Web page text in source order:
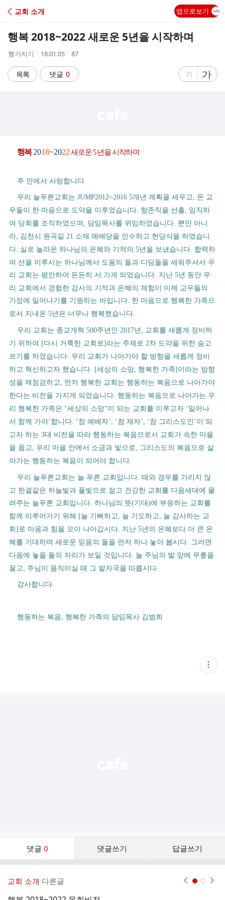
C
A
교회 소개 앱으로보기
행복 2018~2022 새로운 5년을 시작하며
작
자
행가지기
작
시
간
18.01.05
조
수
87
목록 댓글 0
글
가
글
자
가
행복 2018~2022새로운5년을 시작하며
주 안에서 사랑합니다.
우리 늘푸른교회는 JUMP2012~2016 5개년 계획을 세우고, 온 교
우들이 한 마음으로 도약을 이루었습니다. 항존직을 선출, 임직하
여 당회를 조직하였으며 , 담임목사를 위임하였습니다. 뿐만 아니
라, 김천시 원곡길 21 소재 예배당을 인수하고 헌당식을 하였습니
다. 실로 놀라운 하나님의 은혜와 기적의 5년을 보냈습니다. 합력하
여 선을 이루시는 하나님께서 도움의 돌과 디딤돌을 세워주셔서 우
리 교회는 평안하여 든든히 서 가게 되었습니다. 지난 5년 동안 우
리 교회에서 경험한 감사의 기적과 은혜의 체험이 이제 교우들의
가정에 일어나기를 기원하는 바입니다. 한 마음으로 행복한 가족으
로서 지내온 5년은 너무나 행복했습니다.
우리 교회는 종교개혁 500주년인 2017년 교회를 새롭게 정비하
기 위하여 [다시 거룩한 교회로] 라는 주제로 2차 도약을 위한 숨고
르기를 하였습니다 우리 교회가 나아가야 할 방향을 새롭게 정비
하고 혁신하고자 했습니다 . [세상의 소망 행복한 가족] 이라는 방향
성을 재점검하고 먼저 행복한 교회는 행동하는 복음으로 나아가야
한다는 비전을 가지게 되었습니다 행동하는 복음으로 나아가는 우
리 행복한 가족은 “세상의 소망”이 되는 교회를 이루고자 ‘일어나
서 함께 가야’합니다 ‘참 예배자’ ‘참 제자’ ‘참 그리스도인 ’이 되
고자 하는 3대 비전을 따라 행동하는 복음으로서 교회가 속한 마을
을 품고 우리 마을 안에서 소금과 빛으로 그리스도의 복음으로 살
아가는 행동하는 복음이 되어야 합니다
우리 늘푸른교회는 늘 푸른 교회입니다. 때와 경우를 가리지 않
고 한결같은 하늘빛과 풀빛으로 젊고 건강한 교회를 다음세대에 물
려주는 늘푸른 교회입니다 하나님의 뜻(기대)에 부응하는 교회를
함께 이루어가기 위해 [늘 기뻐하고 늘 기도하고 늘 감사하는 교
회] 로 마음과 힘을 모아 나아갑시다 지난 5년의 은혜보다 더 큰 은
혜를 기대하며 새로운 믿음의 돌을 먼저 하나 놓아 봅시다 그러면
다음에 놓을 돌의 자리가 보일 것입니다 늘 주님의 발 앞에 무릎을
꿇고 주님이 움직이실 때 그 발자국을 따릅시다
감사합니다.
행동하는 복음 행복한 가족의 담임목사 김범희
현
재
댓글 0 댓글쓰기 답글쓰기
댓
교회 소개 다른글